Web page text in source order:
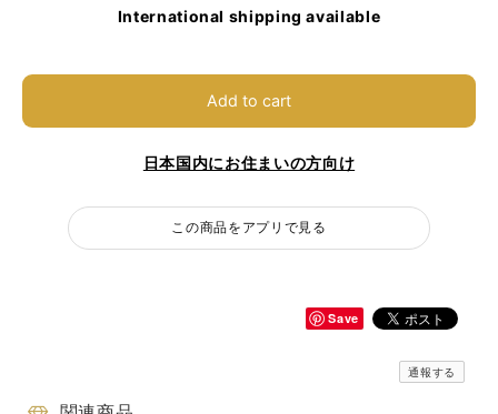
International shipping available
Add to cart
日本国内にお住まいの方向け
この商品をアプリで見る
Save
通報する